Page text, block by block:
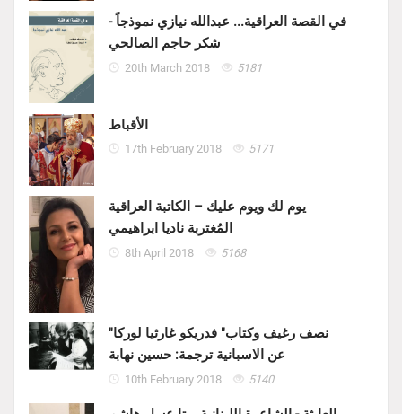
في القصة العراقية... عبدالله نيازي نموذجاً -
شكر حاجم الصالحي
20th March 2018 5181
الأقباط
17th February 2018 5171
يوم لك ويوم عليك – الكاتبة العراقية
المُغتربة ناديا ابراهيمي
8th April 2018 5168
"نصف رغيف وكتاب" فدريكو غارثيا لوركا
عن الاسبانية ترجمة: حسين نهابة
10th February 2018 5140